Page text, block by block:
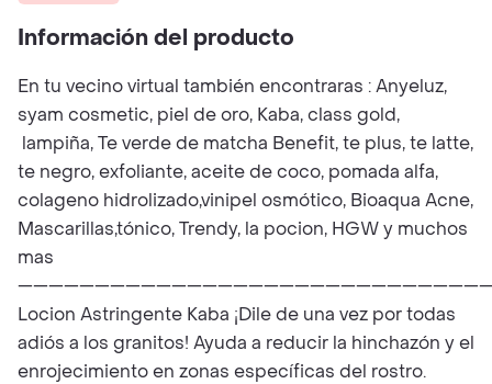
Información del producto
En tu vecino virtual también encontraras : Anyeluz,
syam cosmetic, piel de oro, Kaba, class gold,
lampiña, Te verde de matcha Benefit, te plus, te latte,
te negro, exfoliante, aceite de coco, pomada alfa,
colageno hidrolizado,vinipel osmótico, Bioaqua Acne,
Mascarillas,tónico, Trendy, la pocion, HGW y muchos
mas
Locion Astringente Kaba ¡Dile de una vez por todas
adiós a los granitos! Ayuda a reducir la hinchazón y el
enrojecimiento en zonas específicas del rostro.